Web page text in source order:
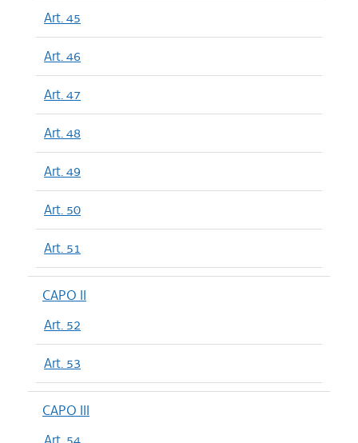
Art. 45
Art. 46
Art. 47
Art. 48
Art. 49
Art. 50
Art. 51
CAPO II
Art. 52
Art. 53
CAPO III